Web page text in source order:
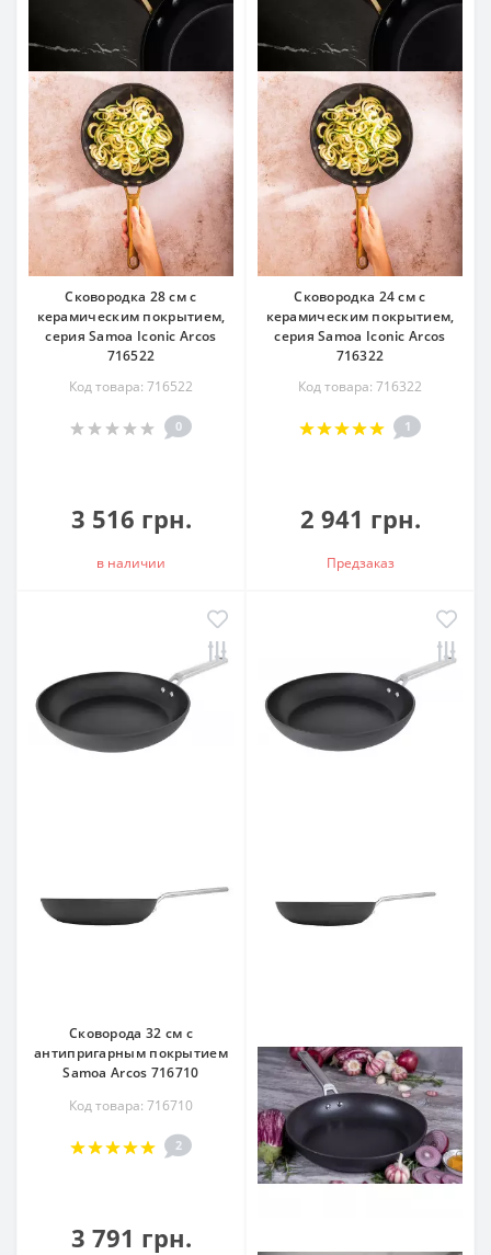
Сковородка 28 см с
керамическим покрытием,
серия Samoa Iconic Arcos
716522
Код товара: 716522
0
3 516 грн.
в наличии
Сковородка 24 см с
керамическим покрытием,
серия Samoa Iconic Arcos
716322
Код товара: 716322
1
2 941 грн.
Предзаказ
Сковорода 32 см c
антипригарным покрытием
Samoa Arcos 716710
Код товара: 716710
2
3 791 грн.